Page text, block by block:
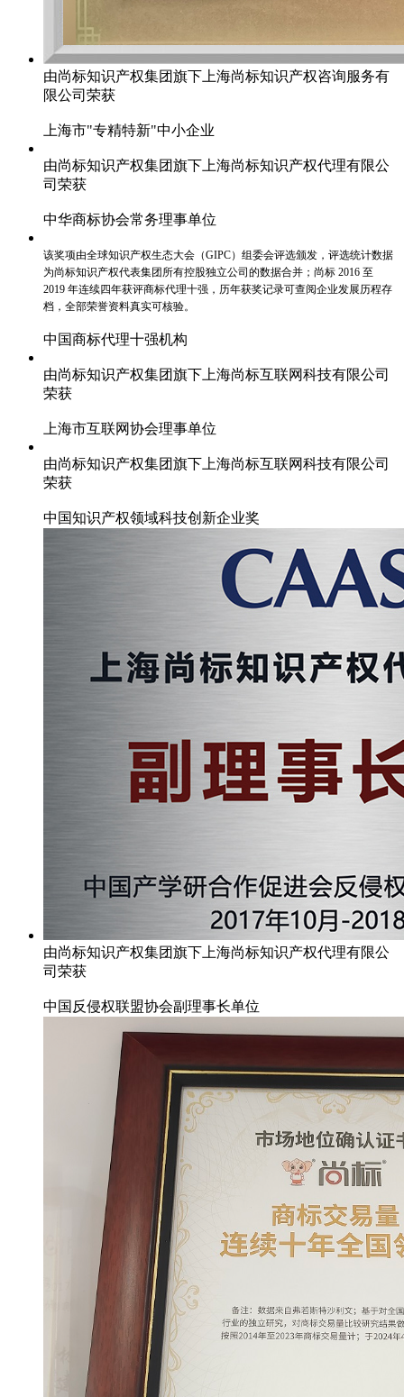
由尚标知识产权集团旗下上海尚标知识产权咨询服务有
限公司荣获
上海市"专精特新"中小企业
由尚标知识产权集团旗下上海尚标知识产权代理有限公
司荣获
中华商标协会常务理事单位
该奖项由全球知识产权生态大会（GIPC）组委会评选颁发，评选统计数据
为尚标知识产权代表集团所有控股独立公司的数据合并；尚标 2016 至
2019 年连续四年获评商标代理十强，历年获奖记录可查阅企业发展历程存
档，全部荣誉资料真实可核验。
中国商标代理十强机构
由尚标知识产权集团旗下上海尚标互联网科技有限公司
荣获
上海市互联网协会理事单位
由尚标知识产权集团旗下上海尚标互联网科技有限公司
荣获
中国知识产权领域科技创新企业奖
由尚标知识产权集团旗下上海尚标知识产权代理有限公
司荣获
中国反侵权联盟协会副理事长单位